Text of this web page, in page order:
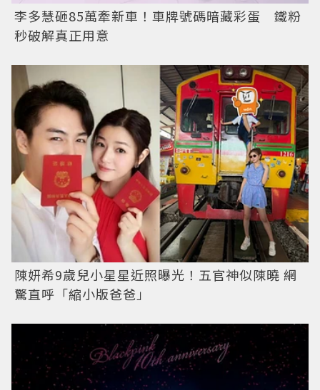
李多慧砸85萬牽新車！車牌號碼暗藏彩蛋 鐵粉
秒破解真正用意
陳妍希9歲兒小星星近照曝光！五官神似陳曉 網
驚直呼「縮小版爸爸」